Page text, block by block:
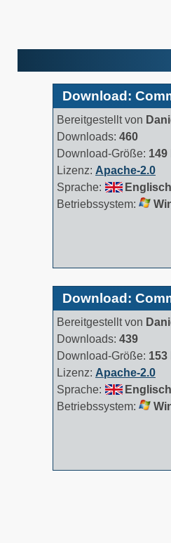
Download:
Bereitgestellt von
Downloads: 460
Download-Größe: 149
Lizenz: Apache-2.0
Sprache:
Englisch
Betriebssystem:
Download:
Bereitgestellt von
Downloads: 439
Download-Größe: 153
Lizenz: Apache-2.0
Sprache:
Englisch
Betriebssystem: